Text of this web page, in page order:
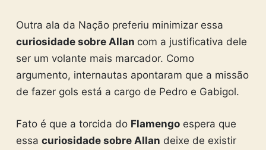
Outra ala da Nação preferiu minimizar essa
curiosidade sobre Allan com a justificativa dele
ser um volante mais marcador. Como
argumento, internautas apontaram que a missão
de fazer gols está a cargo de Pedro e Gabigol.
Fato é que a torcida do Flamengoespera que
essa curiosidade sobre Allan deixe de existir